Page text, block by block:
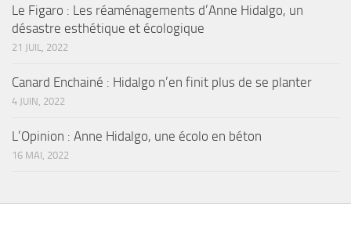
Le Figaro : Les réaménagements d’Anne Hidalgo, un
désastre esthétique et écologique
21 JUIL, 2022
Canard Enchainé : Hidalgo n’en finit plus de se planter
4 JUIN, 2022
L’Opinion : Anne Hidalgo, une écolo en béton
16 MAI, 2022